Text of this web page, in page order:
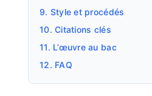
9. Style et procédés
10. Citations clés
11. L’œuvre au bac
12. FAQ